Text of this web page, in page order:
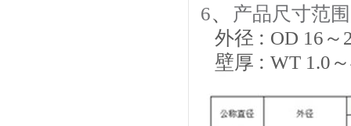
6、
产品尺寸范
外径 : OD 16 ～
壁厚 : WT 1.0 ～